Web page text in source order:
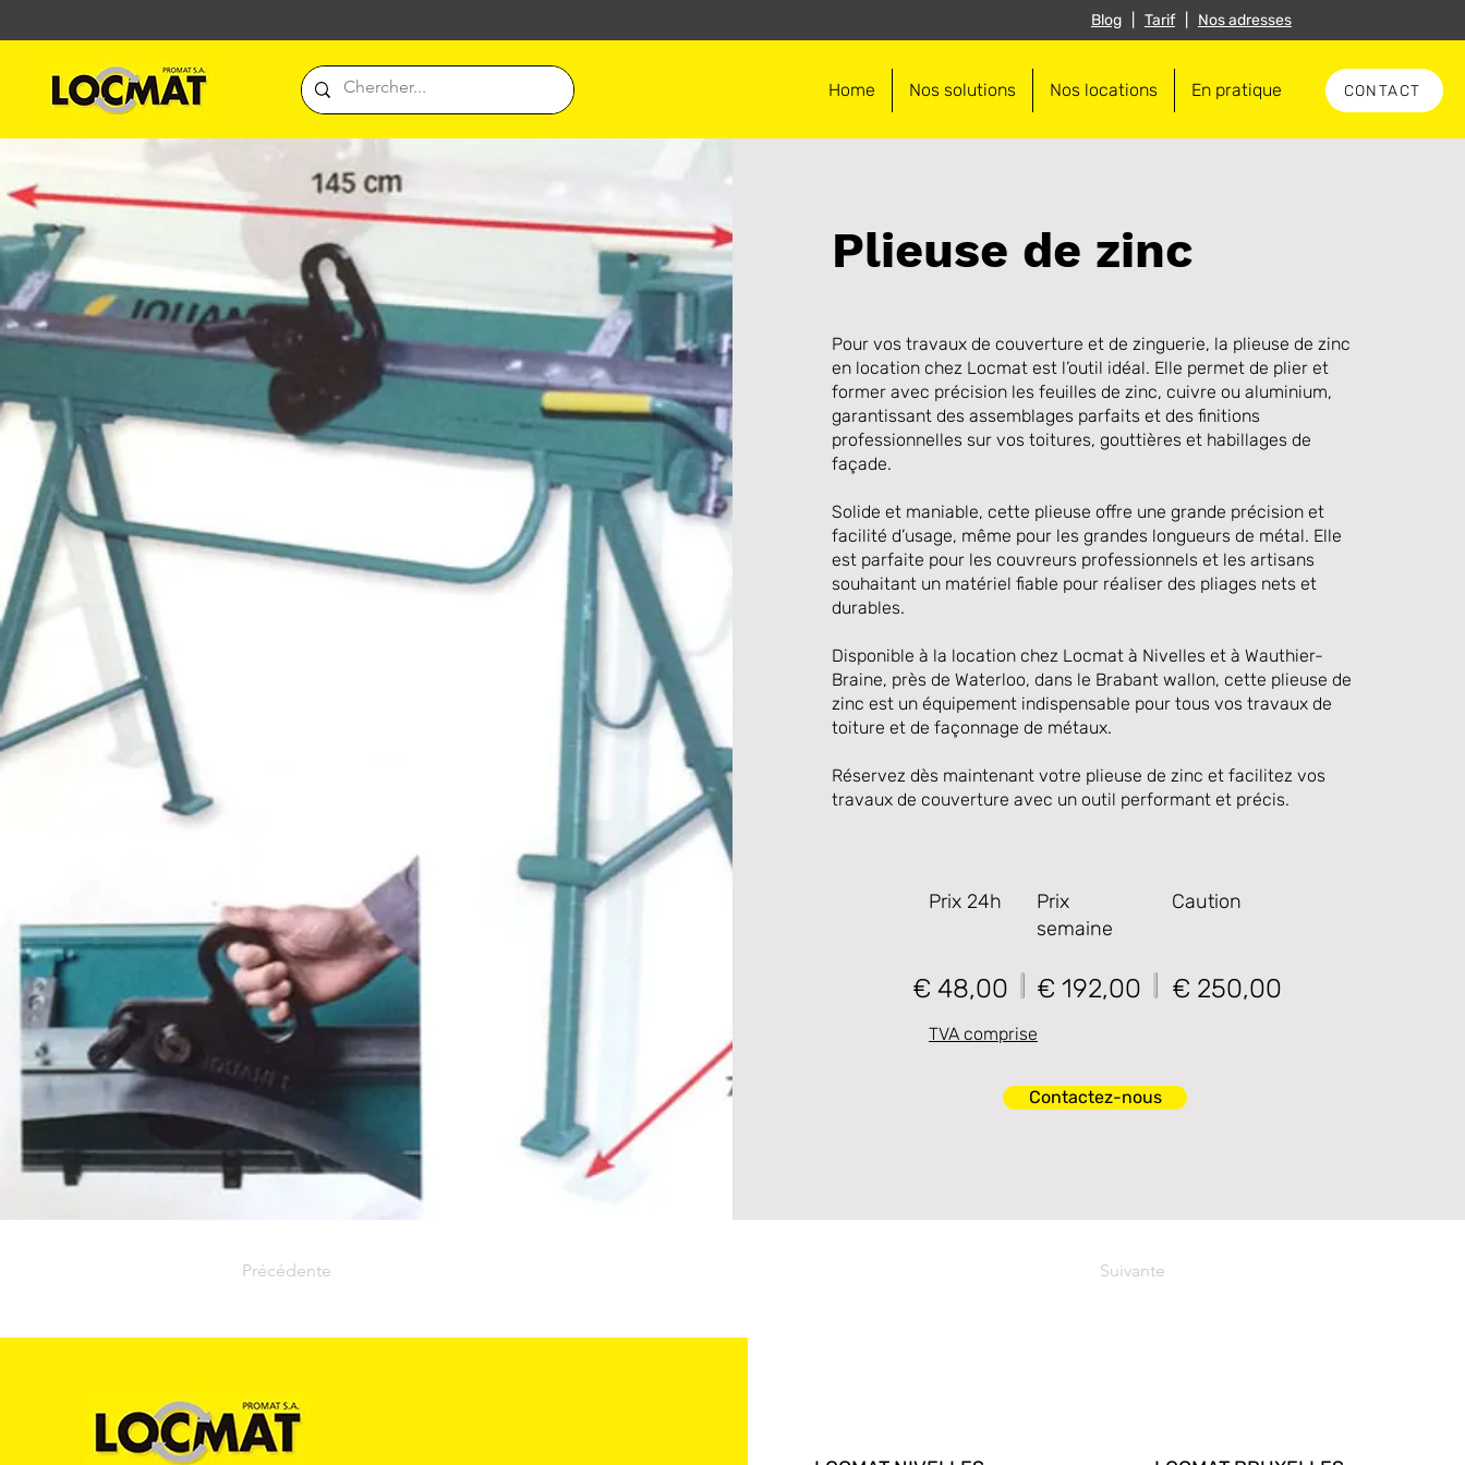
Home Nos solutions Nos locations En pratique CONTACT
Blog| Tarif| Nos adresses
Plieuse de zinc
Pour vos travaux de couverture et de zinguerie, la plieuse de zinc
en location chez Locmat est l’outil idéal. Elle permet de plier et
former avec précision les feuilles de zinc, cuivre ou aluminium,
garantissant des assemblages parfaits et des finitions
professionnelles sur vos toitures, gouttières et habillages de
façade.
Solide et maniable, cette plieuse offre une grande précision et
facilité d’usage, même pour les grandes longueurs de métal. Elle
est parfaite pour les couvreurs professionnels et les artisans
souhaitant un matériel fiable pour réaliser des pliages nets et
durables.
Disponible à la location chez Locmat à Nivelles et à Wauthier-
Braine, près de Waterloo, dans le Brabant wallon, cette plieuse de
zinc est un équipement indispensable pour tous vos travaux de
toiture et de façonnage de métaux.
Réservez dès maintenant votre plieuse de zinc et facilitez vos
travaux de couverture avec un outil performant et précis.
Prix 24h
Prix
semaine
Caution
€ 48,00 € 192,00 € 250,00
TVA comprise
Contactez-nous
Précédente Suivante